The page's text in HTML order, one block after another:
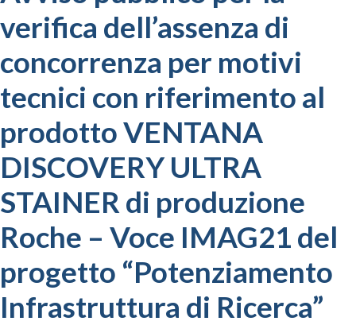
verifica dell’assenza di
concorrenza per motivi
tecnici con riferimento al
prodotto VENTANA
DISCOVERY ULTRA
STAINER di produzione
Roche – Voce IMAG21 del
progetto “Potenziamento
Infrastruttura di Ricerca”